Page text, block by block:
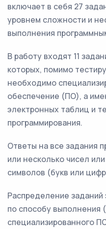
включает в себя 27
уровнем сложности и
выполнения
В работу входят 11
которых, помимо
необходимо
обеспечение (ПО), а
электронных таблиц и
программирования.
Ответы на все задания
или несколько чисел
символов (букв или
Распределение
по способу выполнения
специализированного